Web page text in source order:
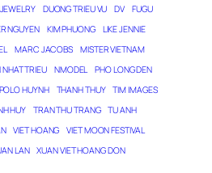
DUONG TRIEU VU DV
FUGU
NGUYEN KIM PHUONG
LIKE JENNIE
MARC JACOBS
MISTER VIETNAM
NHAT TRIEU NMODEL
PHO LONG DEN
POLO HUYNH THANH THUY
TIM IMAGES
HUY TRAN THU TRANG
TU ANH
VIET HOANG
VIET MOON FESTIVAL
LAN XUAN VIET HOANG DON